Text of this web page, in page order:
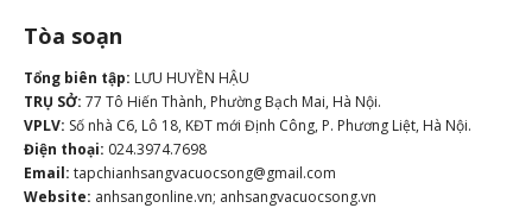
Tòa soạn
Tổng biên tập: LƯU HUYỀN HẬU
TRỤ SỞ: 77 Tô Hiến Thành, Phường Bạch Mai, Hà Nội.
VPLV: Số nhà C6, Lô 18, KĐT mới Định Công, P. Phương Liệt, Hà Nội.
Điện thoại: 024.3974.7698
Email: tapchianhsangvacuocsong@gmail.com
Website: anhsangonline.vn; anhsangvacuocsong.vn